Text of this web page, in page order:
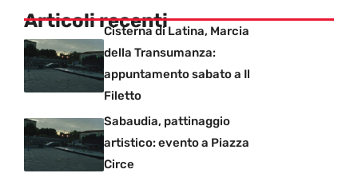
Articoli recentiCisterna di Latina, Marcia
della Transumanza:
appuntamento sabato a Il
Filetto
Sabaudia, pattinaggio
artistico: evento a Piazza
Circe